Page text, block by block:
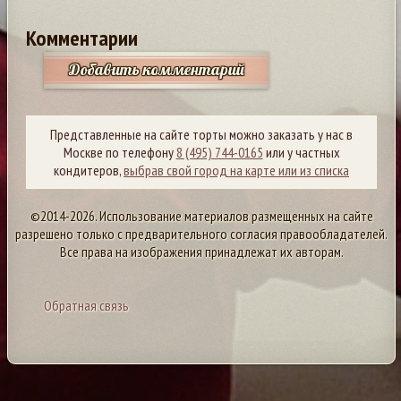
Комментарии
Добавить комментарий
Представленные на сайте торты можно заказать у нас в
Москве по телефону8 (495) 744-0165 или у частных
кондитеров,выбрав свой город на карте или из списка
©2014-2026. Использование материалов размещенных на сайте
разрешено только с предварительного согласия правообладателей.
Все права на изображения принадлежат их авторам.
Обратная связь